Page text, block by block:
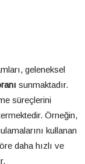
geleneksel
sunmaktadır.
süreçlerini
Örneğin,
kullanan
daha hızlı ve